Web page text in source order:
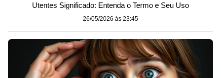
Utentes Significado: Entenda o Termo e Seu Uso
26/05/2026 às 23:45